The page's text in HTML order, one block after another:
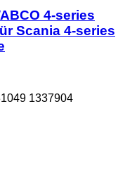
4-series
Scania 4-series
1337904